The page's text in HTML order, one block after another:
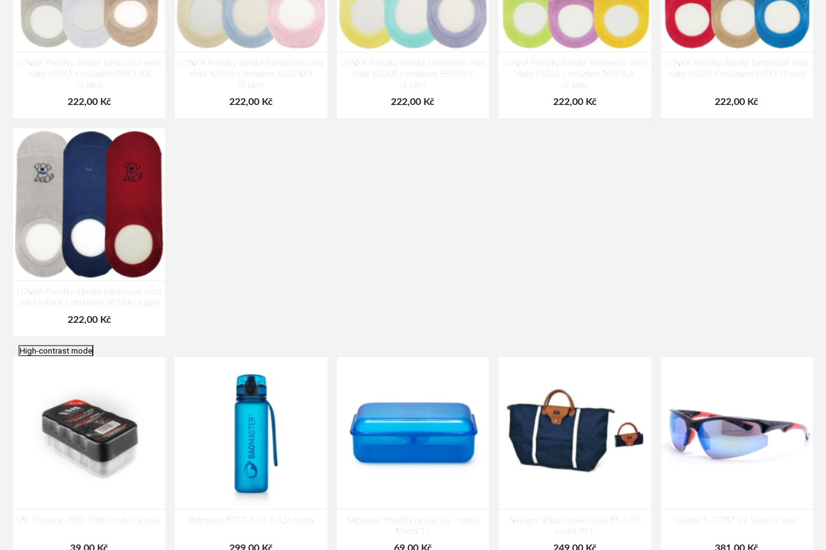
LONKA Ponožky dámské bambusové extra
nízké KASKA s obrázkem PAVOUKA
(3 páry)
222,00 Kč
LONKA Ponožky dámské bambusové extra
nízké KASKA s obrázkem KAČENKY
(3 páry)
222,00 Kč
LONKA Ponožky dámské bambusové extra
nízké KASKA s obrázkem BERUŠKY
(3 páry)
222,00 Kč
LONKA Ponožky dámské bambusové extra
nízké KASKA s obrázkem MOTÝLA
(3 páry)
222,00 Kč
LONKA Ponožky dámské bambusové extra
nízké KASKA s obrázkem KYTKY (3 páry)
222,00 Kč
LONKA Ponožky dámské bambusové extra
nízké KASKA s obrázkem PEJSKA (3 páry)
222,00 Kč
High-contrast mode
VM Footwear 3900 Čistící houba na obuv Bagmaster BOTTLE 20 B 0,5l modrá
Bagmaster Krabička na svačinu - modrá
Modrá 1 l
Nákupní skládací taška Dielle BS-3-05
modrá 30 L
Granite 5 21747-19 Sluneční brýle